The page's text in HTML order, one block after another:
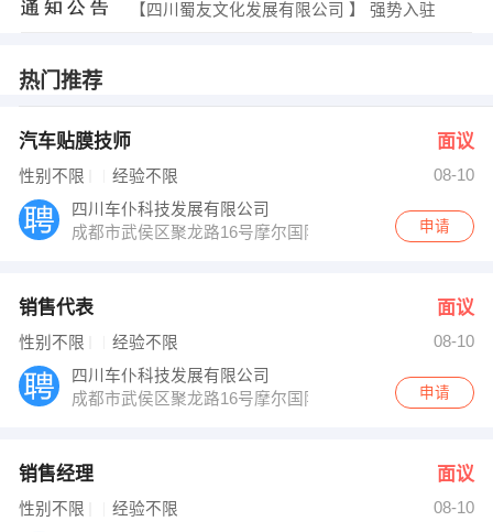
【四川蜀友文化发展有限公司 】 强势入驻
黄先生 发布 [销售经理 ] 招聘信息
吴静 发布 [汽车检测员 ] 招聘信息
【四川秀雅园林景观工程有限公司 】 强势入驻
热门推荐
汽车贴膜技师 面议
性别不限 经验不限
08-10
四川车仆科技发展有限公司
成都市武侯区聚龙路16号摩尔国际B栋10楼61号申请
销售代表 面议
性别不限 经验不限
08-10
四川车仆科技发展有限公司
成都市武侯区聚龙路16号摩尔国际B栋10楼61号申请
销售经理 面议
性别不限 经验不限
08-10